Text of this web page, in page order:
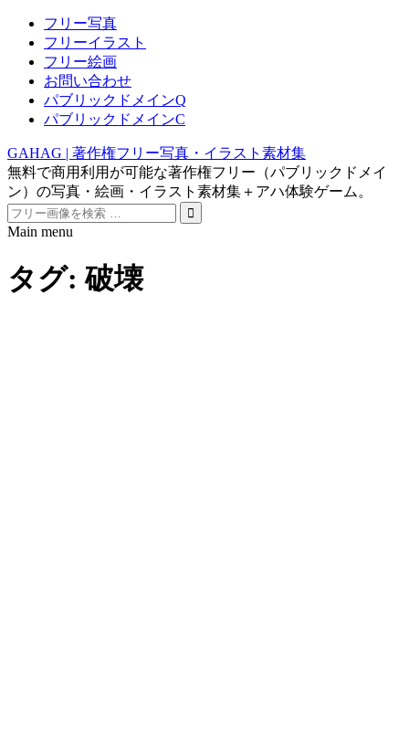
フリー写真
フリーイラスト
フリー絵画
お問い合わせ
パブリックドメインQ
パブリックドメインC
GAHAG | 著作権フリー写真・イラスト素材集
無料で商用利用が可能な著作権フリー（パブリックドメイ
ン）の写真・絵画・イラスト素材集＋アハ体験ゲーム。
Search
for:
Main menu
content
タグ:破壊